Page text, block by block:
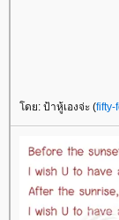
ดย: ป้าหู้เองจ่ะ (fifty-